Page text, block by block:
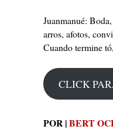
Juanmanué:
arros, afotos,
Cuando termine
CLICK
POR |BERT